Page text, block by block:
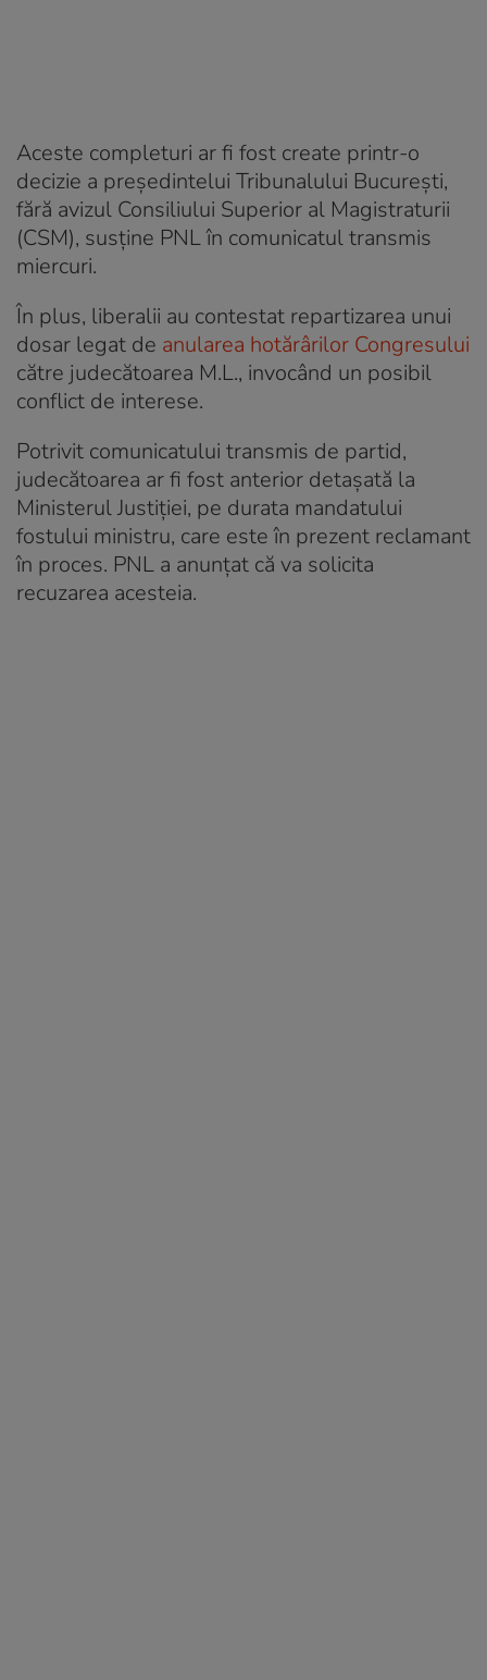
Aceste completuri ar fi fost create printr-o
decizie a președintelui Tribunalului București,
fără avizul Consiliului Superior al Magistraturii
(CSM), susține PNL în comunicatul transmis
miercuri.
În plus, liberalii au contestat repartizarea unui
dosar legat de anularea hotărârilor Congresului
către judecătoarea M.L., invocând un posibil
conflict de interese.
Potrivit comunicatului transmis de partid,
judecătoarea ar fi fost anterior detașată la
Ministerul Justiției, pe durata mandatului
fostului ministru, care este în prezent reclamant
în proces. PNL a anunțat că va solicita
recuzarea acesteia.